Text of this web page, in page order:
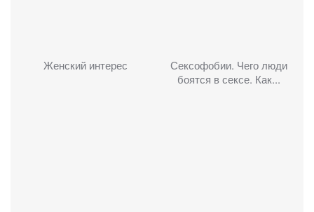
Женский интерес
Сексофобии. Чего люди
боятся в сексе. Как...